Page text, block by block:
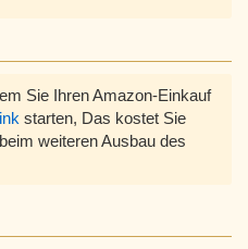
Sie Ihren Amazon-Einkauf
starten, Das kostet Sie
weiteren Ausbau des